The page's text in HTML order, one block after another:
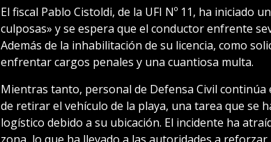
El fiscal Pablo Cistoldi, de la UFI Nº 11, ha iniciado
culposas» y se espera que el conductor enfrente
Además de la inhabilitación de su licencia, como
enfrentar cargos penales y una cuantiosa multa.
Mientras tanto, personal de Defensa Civil continúa
de retirar el vehículo de la playa, una tarea que se
logístico debido a su ubicación. El incidente ha